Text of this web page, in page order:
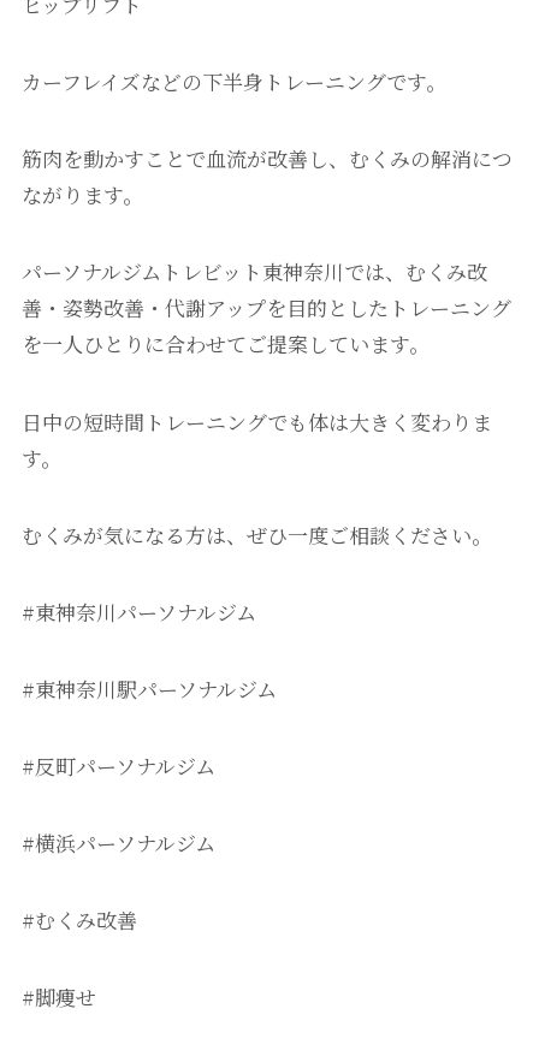
カーフレイズなどの下半身トレーニングです。
筋肉を動かすことで血流が改善し、むくみの解消につ
ながります。
パーソナルジムトレビット東神奈川では、むくみ改
善・姿勢改善・代謝アップを目的としたトレーニング
を一人ひとりに合わせてご提案しています。
日中の短時間トレーニングでも体は大きく変わりま
す。
むくみが気になる方は、ぜひ一度ご相談ください。
#東神奈川パーソナルジム
#東神奈川駅パーソナルジム
#反町パーソナルジム
#横浜パーソナルジム
#むくみ改善
#脚痩せ